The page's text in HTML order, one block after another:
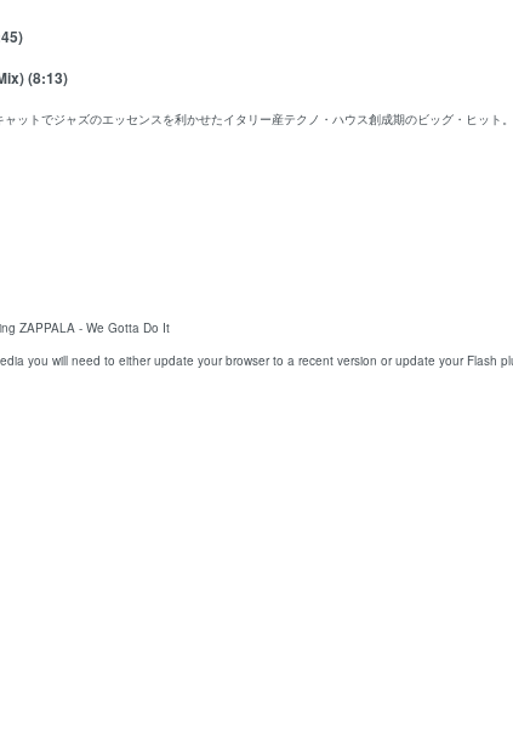
(8:13)
ットでジャズのエッセンスを利かせたイタリー産テクノ・ハウス創成期のビッグ・ヒット
ZAPPALA - We Gotta Do It
you will need to either update your browser to a recent version or update your Flash